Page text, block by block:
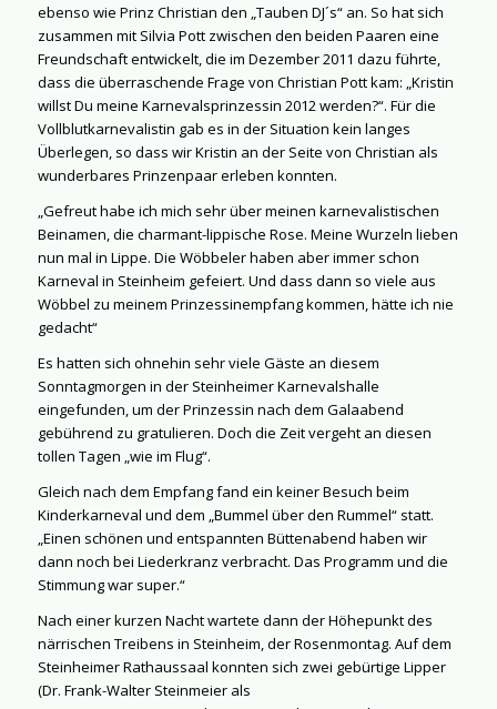
ebenso wie Prinz Christian den „Tauben DJ´s“ an. So hat sich
zusammen mit Silvia Pott zwischen den beiden Paaren eine
Freundschaft entwickelt, die im Dezember 2011 dazu führte,
dass die überraschende Frage von Christian Pott kam: „Kristin
willst Du meine Karnevalsprinzessin 2012 werden?“. Für die
Vollblutkarnevalistin gab es in der Situation kein langes
Überlegen, so dass wir Kristin an der Seite von Christian als
wunderbares Prinzenpaar erleben konnten.
„Gefreut habe ich mich sehr über meinen karnevalistischen
Beinamen, die charmant-lippische Rose. Meine Wurzeln lieben
nun mal in Lippe. Die Wöbbeler haben aber immer schon
Karneval in Steinheim gefeiert. Und dass dann so viele aus
Wöbbel zu meinem Prinzessinempfang kommen, hätte ich nie
gedacht“
Es hatten sich ohnehin sehr viele Gäste an diesem
Sonntagmorgen in der Steinheimer Karnevalshalle
eingefunden, um der Prinzessin nach dem Galaabend
gebührend zu gratulieren. Doch die Zeit vergeht an diesen
tollen Tagen „wie im Flug“.
Gleich nach dem Empfang fand ein keiner Besuch beim
Kinderkarneval und dem „Bummel über den Rummel“ statt.
„Einen schönen und entspannten Büttenabend haben wir
dann noch bei Liederkranz verbracht. Das Programm und die
Stimmung war super.“
Nach einer kurzen Nacht wartete dann der Höhepunkt des
närrischen Treibens in Steinheim, der Rosenmontag. Auf dem
Steinheimer Rathaussaal konnten sich zwei gebürtige Lipper
(Dr. Frank-Walter Steinmeier als